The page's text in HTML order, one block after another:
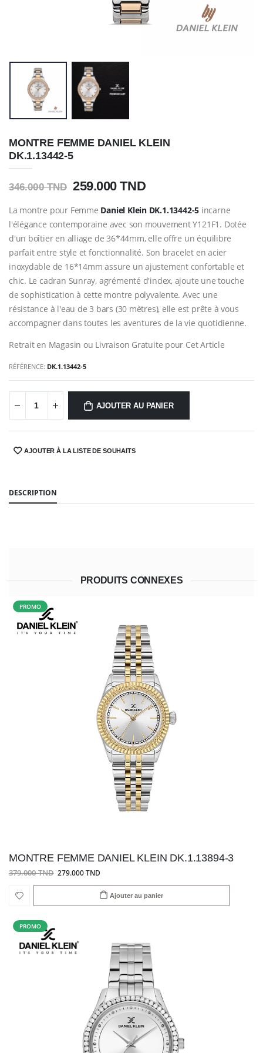
MONTRE FEMME DANIEL KLEIN
DK.1.13442-5
346.000 TND 259.000 TND
La montre pour Femme Daniel KleinDK.1.13442-5 incarne
l'élégance contemporaine avec son mouvement Y121F1. Dotée
d'un boîtier en alliage de 36*44mm, elle offre un équilibre
parfait entre style et fonctionnalité. Son bracelet en acier
inoxydable de 16*14mm assure un ajustement confortable et
chic. Le cadran Sunray, agrémenté d'index, ajoute une touche
de sophistication à cette montre polyvalente. Avec une
résistance à l'eau de 3 bars (30 mètres), elle est prête à vous
accompagner dans toutes les aventures de la vie quotidienne.
Retrait en Magasin ou Livraison Gratuite pour Cet Article
RÉFÉRENCE: DK.1.13442-5
AJOUTER AU PANIER
SHARE:AJOUTER À LA LISTE DE SOUHAITS
DESCRIPTION
PRODUITS CONNEXES
PROMO
MONTRE FEMME DANIEL KLEIN DK.1.13894-3
379.000 TND 279.000 TND
Ajouter au panier
PROMO